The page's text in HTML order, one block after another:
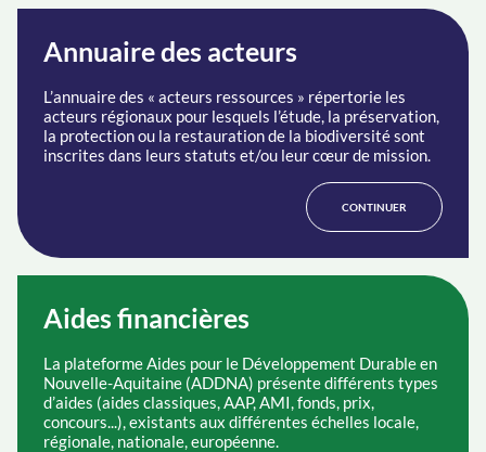
Annuaire des acteurs
L’annuaire des « acteurs ressources » répertorie les
acteurs régionaux pour lesquels l’étude, la préservation,
la protection ou la restauration de la biodiversité sont
inscrites dans leurs statuts et/ou leur cœur de mission.
CONTINUER
Aides financières
La plateforme Aides pour le Développement Durable en
Nouvelle-Aquitaine (ADDNA) présente différents types
d’aides (aides classiques, AAP, AMI, fonds, prix,
concours...), existants aux différentes échelles locale,
régionale, nationale, européenne.